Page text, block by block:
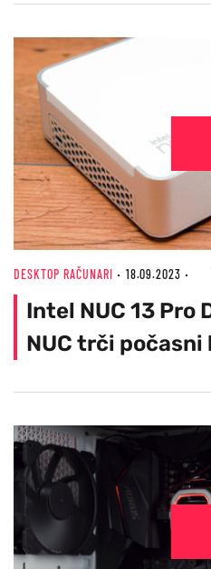
DESKTOP RAČUNARI 18.09.2023
Intel NUC 13 Pro
NUC trči počasni